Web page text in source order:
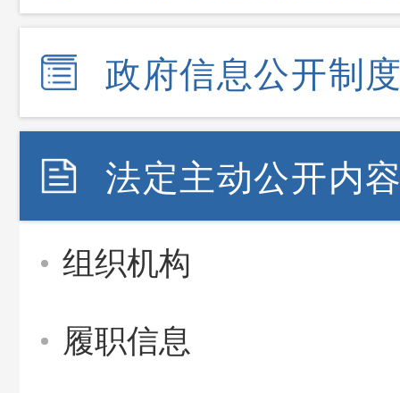
政府信息公开制
法定主动公开内
组织机构
履职信息